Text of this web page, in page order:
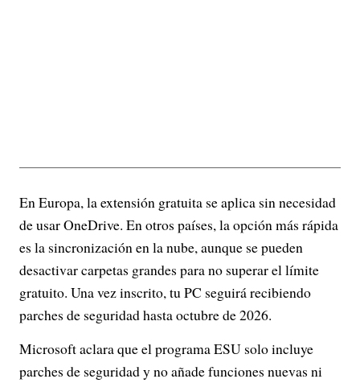
En Europa, la extensión gratuita se aplica sin necesidad
de usar OneDrive. En otros países, la opción más rápida
es la sincronización en la nube, aunque se pueden
desactivar carpetas grandes para no superar el límite
gratuito. Una vez inscrito, tu PC seguirá recibiendo
parches de seguridad hasta octubre de 2026.
Microsoft aclara que el programa ESU solo incluye
parches de seguridad y no añade funciones nuevas ni